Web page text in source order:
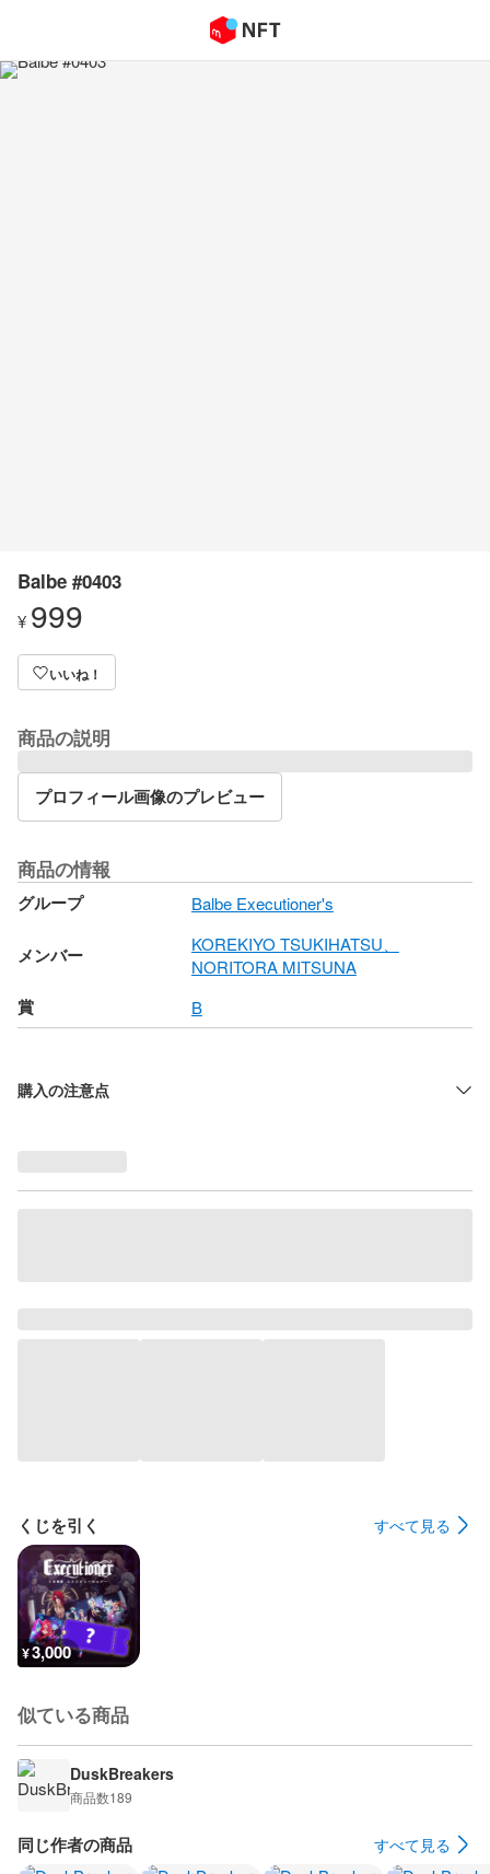
Balbe #0403
¥ 999
いいね！
商品の説明
プロフィール画像のプレビュー
商品の情報
グループ Balbe Executioner's
メンバー
KOREKIYO TSUKIHATSU、
NORITORA MITSUNA
賞 B
購入の注意点
くじを引く すべて見る
¥3,000
似ている商品
DuskBreakers
商品数189
同じ作者の商品 すべて見る